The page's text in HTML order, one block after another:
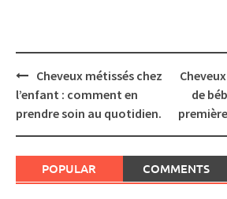
Post
navigation
Cheveux métissés chez
l’enfant : comment en
prendre soin au quotidien.
de
POPULAR COMMENTS